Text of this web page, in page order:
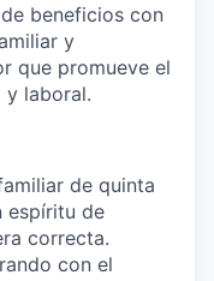
beneficios con
y
que promueve el
y laboral.
de quinta
espíritu de
correcta.
con el